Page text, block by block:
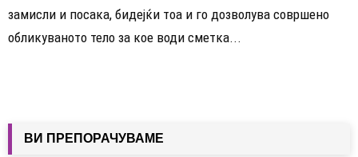
замисли и посака, бидејќи тоа и го дозволува совршено
обликуваното тело за кое води сметка...
ВИ ПРЕПОРАЧУВАМЕ